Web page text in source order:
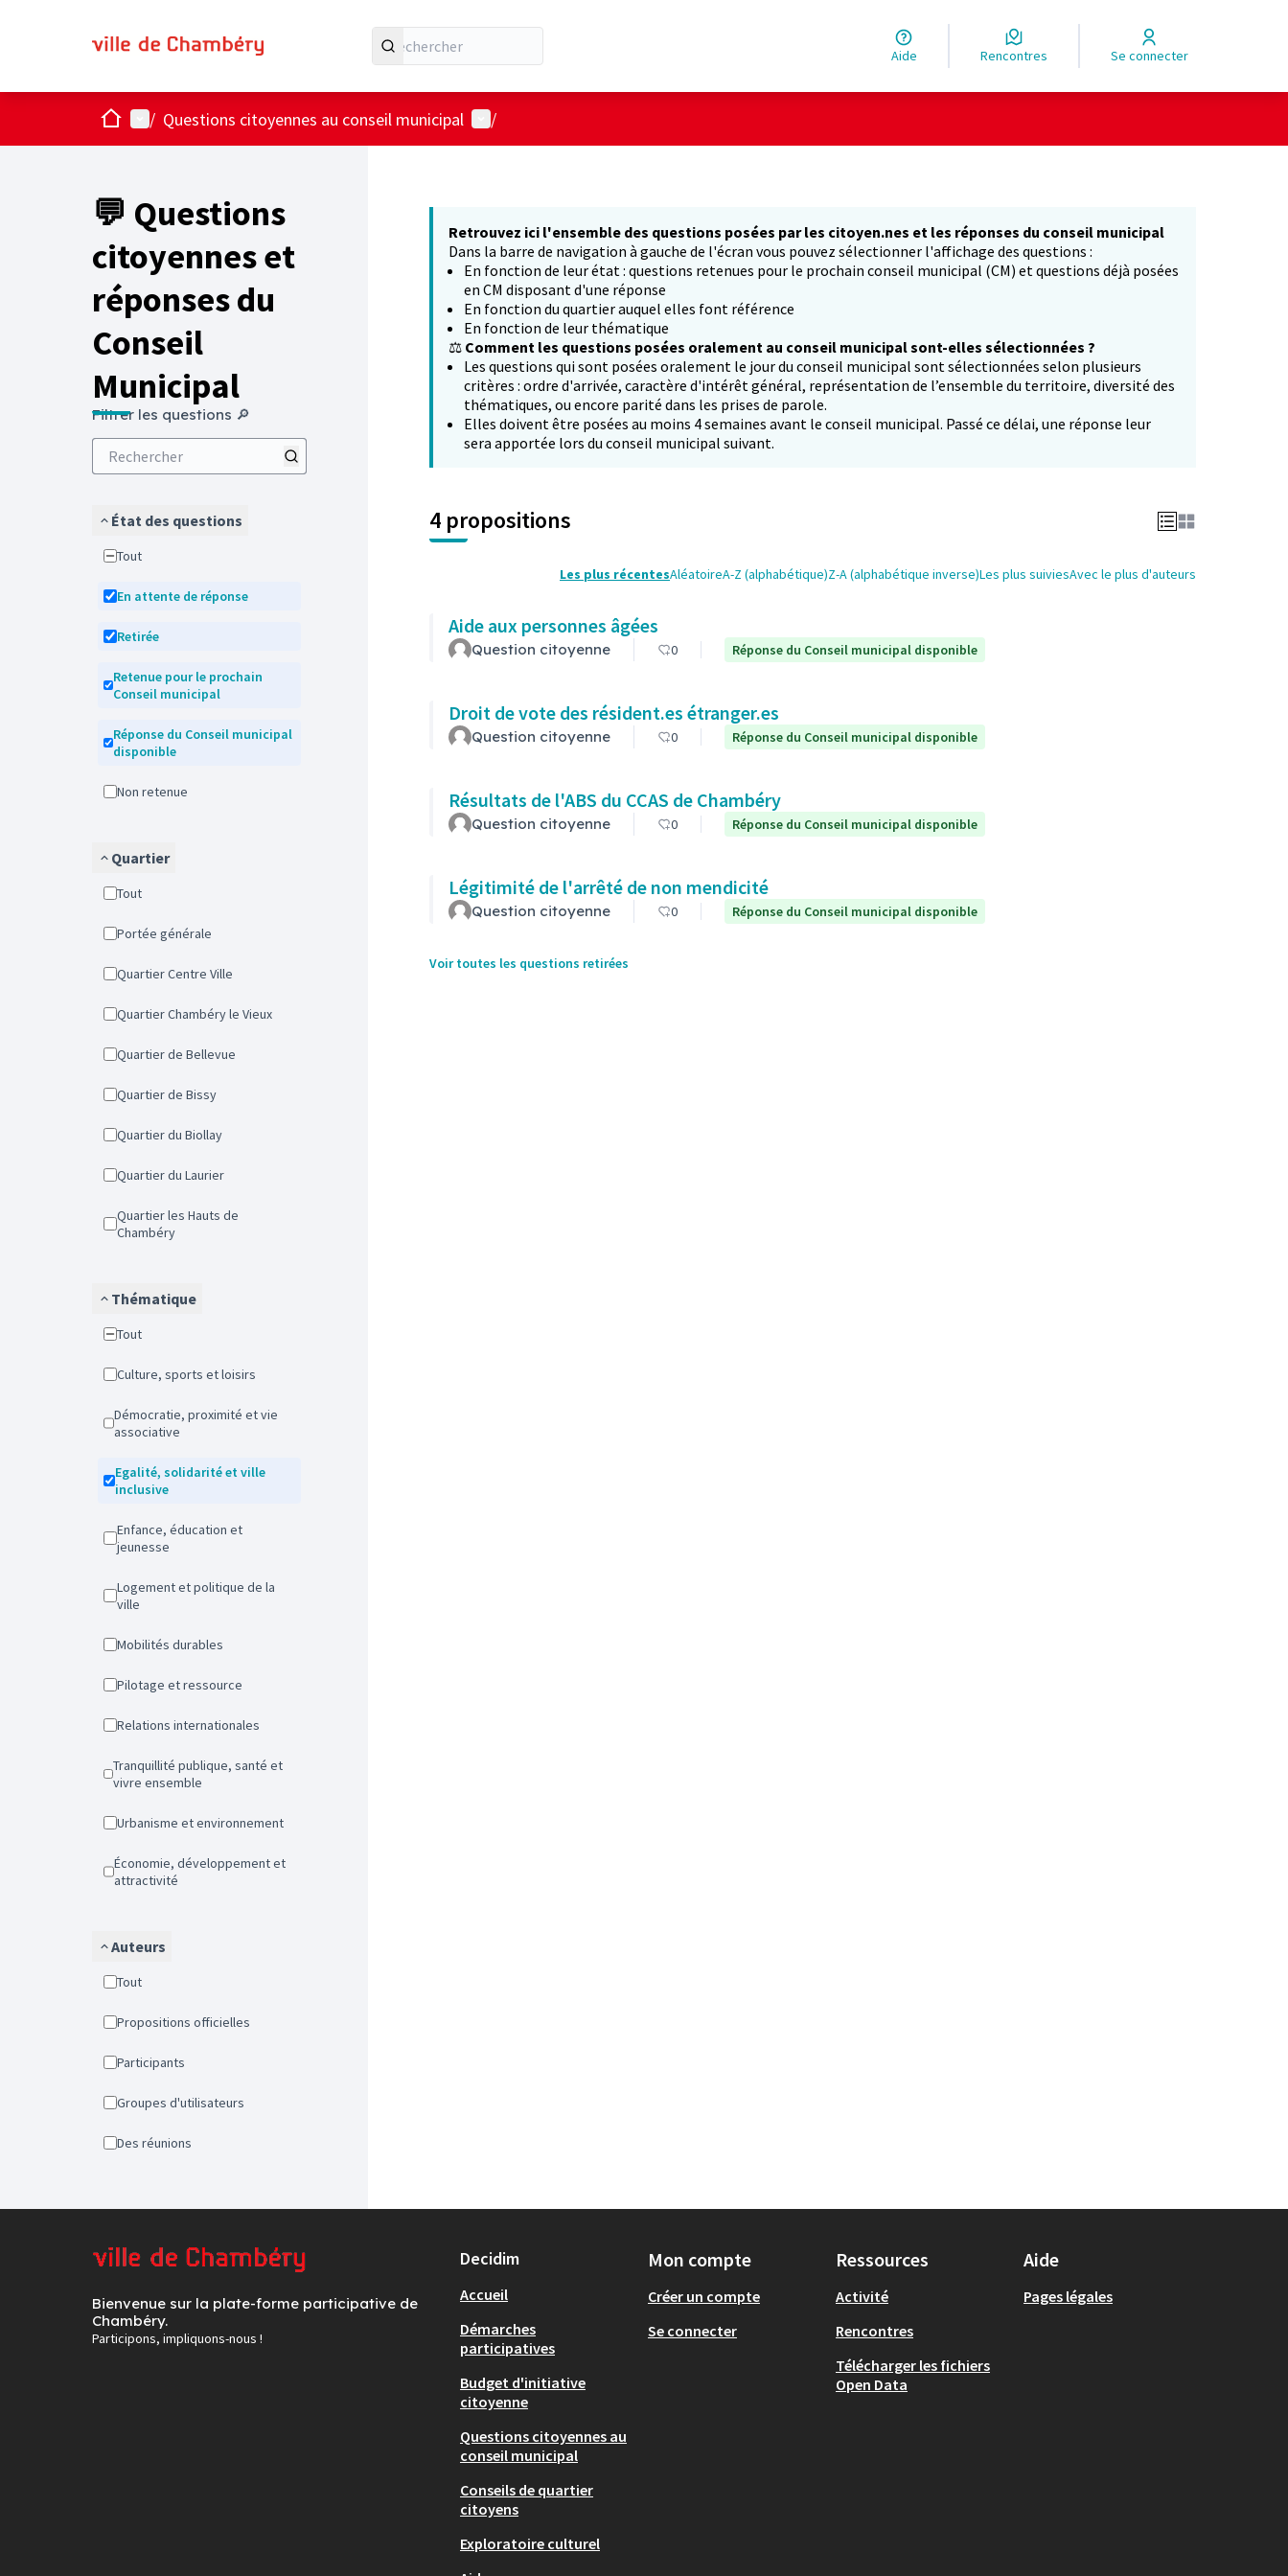
Aide Rencontres Se connecter
AccueilMenu principal
/ Questions citoyennes au conseil municipal Menu utilisateur
/
💬 Questions
citoyennes et
réponses du
Conseil
Municipal
Filtrer les questions 🔎
État des questions
Tout
En attente de réponse
Retirée
Retenue pour le prochain
Conseil municipal
Réponse du Conseil municipal
disponible
Non retenue
Quartier
Tout
Portée générale
Quartier Centre Ville
Quartier Chambéry le Vieux
Quartier de Bellevue
Quartier de Bissy
Quartier du Biollay
Quartier du Laurier
Quartier les Hauts de
Chambéry
Thématique
Tout
Culture, sports et loisirs
Démocratie, proximité et vie
associative
Egalité, solidarité et ville
inclusive
Enfance, éducation et
jeunesse
Logement et politique de la
ville
Mobilités durables
Pilotage et ressource
Relations internationales
Tranquillité publique, santé et
vivre ensemble
Urbanisme et environnement
Économie, développement et
attractivité
Auteurs
Tout
Propositions officielles
Participants
Groupes d'utilisateurs
Des réunions
Retrouvez ici l'ensemble des questions posées par les citoyen.nes et les réponses du conseil municipal
Dans la barre de navigation à gauche de l'écran vous pouvez sélectionner l'affichage des questions :
En fonction de leur état : questions retenues pour le prochain conseil municipal (CM) et questions déjà posées
en CM disposant d'une réponse
En fonction du quartier auquel elles font référence
En fonction de leur thématique
⚖️ Comment les questions posées oralement au conseil municipal sont-elles sélectionnées ?
Les questions qui sont posées oralement le jour du conseil municipal sont sélectionnées selon plusieurs
critères : ordre d'arrivée, caractère d'intérêt général, représentation de l’ensemble du territoire, diversité des
thématiques, ou encore parité dans les prises de parole.
Elles doivent être posées au moins 4 semaines avant le conseil municipal. Passé ce délai, une réponse leur
sera apportée lors du conseil municipal suivant.
4 propositions
Les plus récentesAléatoireA-Z (alphabétique)Z-A (alphabétique inverse)Les plus suiviesAvec le plus d'auteurs
Aide aux personnes âgées
Question citoyenne 0 Réponse du Conseil municipal disponible
Droit de vote des résident.es étranger.es
Question citoyenne 0 Réponse du Conseil municipal disponible
Résultats de l'ABS du CCAS de Chambéry
Question citoyenne 0 Réponse du Conseil municipal disponible
Légitimité de l'arrêté de non mendicité
Question citoyenne 0 Réponse du Conseil municipal disponible
Voir toutes les questions retirées
Bienvenue sur la plate-forme participative de
Chambéry.
Participons, impliquons-nous !
Decidim
Accueil
Démarches
participatives
Budget d'initiative
citoyenne
Questions citoyennes au
conseil municipal
Conseils de quartier
citoyens
Exploratoire culturel
Mon compte
Créer un compte
Se connecter
Ressources
Activité
Rencontres
Télécharger les fichiers
Open Data
Aide
Pages légales